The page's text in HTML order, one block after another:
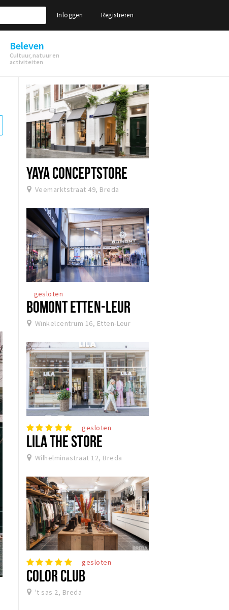
Inloggen Registreren
Beleven
Cultuur, natuur en
activiteiten
YAYA CONCEPTSTORE
Veemarktstraat 49, Breda
gesloten
BOMONT ETTEN-LEUR
Winkelcentrum 16, Etten-Leur
gesloten
LILA THE STORE
Wilhelminastraat 12, Breda
gesloten
COLOR CLUB
't sas 2, Breda